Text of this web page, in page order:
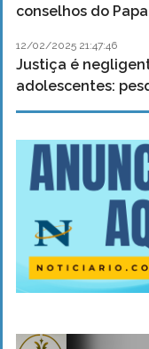
conselhos do
12/02/2025 21:47:46
Justiça é
adolescentes: